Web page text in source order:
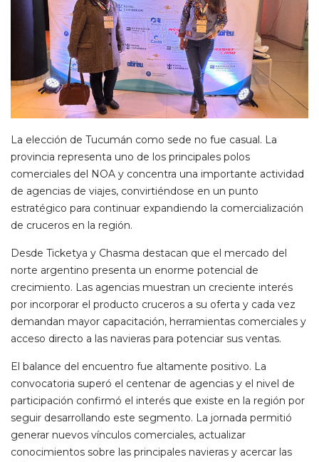
La elección de Tucumán como sede no fue casual. La
provincia representa uno de los principales polos
comerciales del NOA y concentra una importante actividad
de agencias de viajes, convirtiéndose en un punto
estratégico para continuar expandiendo la comercialización
de cruceros en la región.
Desde Ticketya y Chasma destacan que el mercado del
norte argentino presenta un enorme potencial de
crecimiento. Las agencias muestran un creciente interés
por incorporar el producto cruceros a su oferta y cada vez
demandan mayor capacitación, herramientas comerciales y
acceso directo a las navieras para potenciar sus ventas.
El balance del encuentro fue altamente positivo. La
convocatoria superó el centenar de agencias y el nivel de
participación confirmó el interés que existe en la región por
seguir desarrollando este segmento. La jornada permitió
generar nuevos vínculos comerciales, actualizar
conocimientos sobre las principales navieras y acercar las